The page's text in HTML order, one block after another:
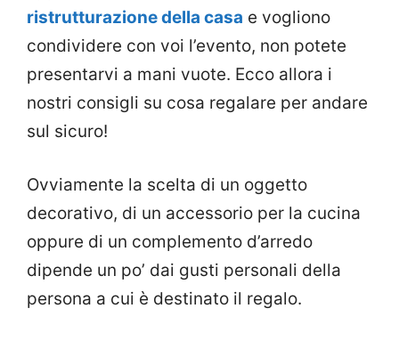
ristrutturazione della casa e vogliono
condividere con voi l’evento, non potete
presentarvi a mani vuote. Ecco allora i
nostri consigli su cosa regalare per andare
sul sicuro!
Ovviamente la scelta di un oggetto
decorativo, di un accessorio per la cucina
oppure di un complemento d’arredo
dipende un po’ dai gusti personali della
persona a cui è destinato il regalo.